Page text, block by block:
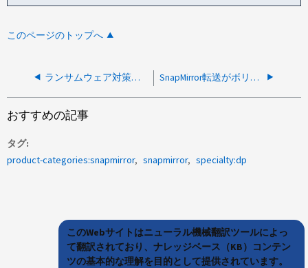
このページのトップへ
ランサムウェア対策スナップショットのためSnapMirror転送に失敗しました SnapMirror転送がボリュームアクセスエラー（ファイルが大きすぎます）で失敗しました
おすすめの記事
タグ
product-categories:snapmirror
snapmirror specialty:dp
このWebサイトはニューラル機械翻訳ツールによっ
て翻訳されており、ナレッジベース（KB）コンテン
ツの基本的な理解を目的として提供されています。